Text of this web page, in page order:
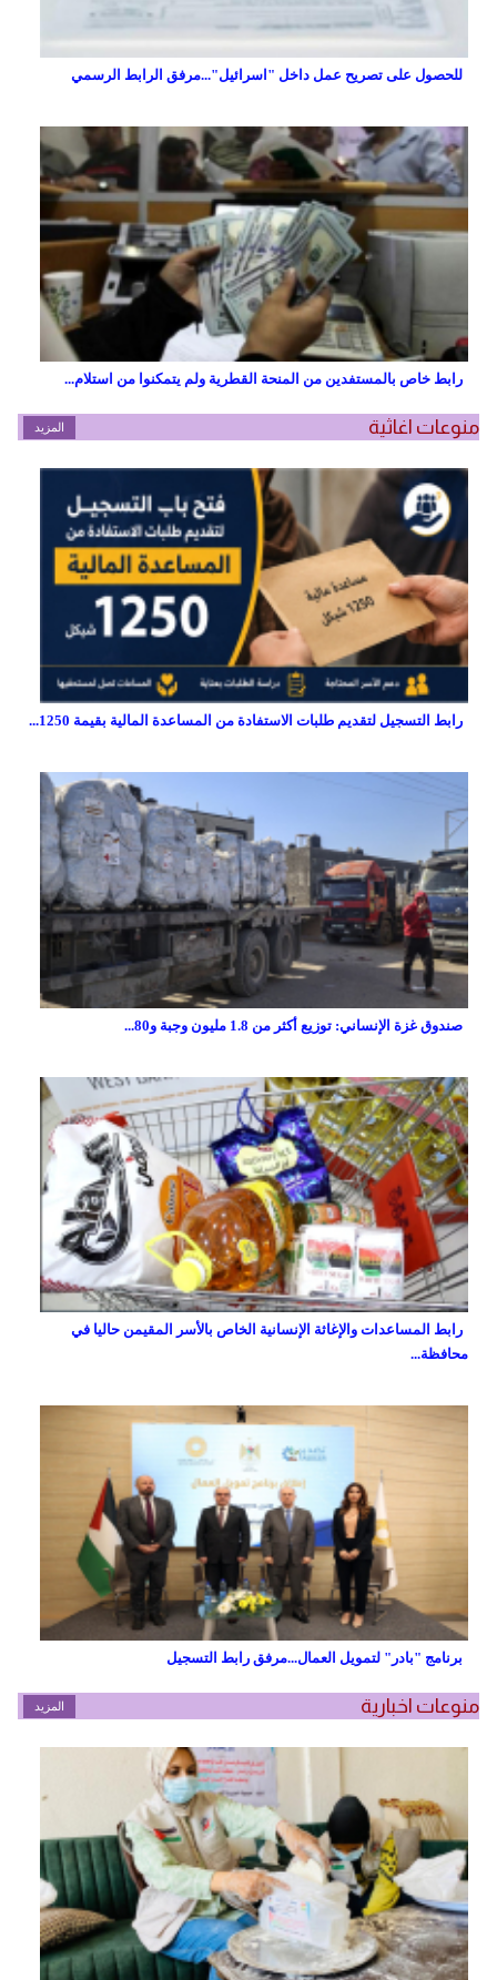
للحصول على تصريح عمل داخل "اسرائيل"...مرفق الرابط الرسمي
رابط خاص بالمستفدين من المنحة القطرية ولم يتمكنوا من استلام...
منوعات اغاثية المزيد
رابط التسجيل لتقديم طلبات الاستفادة من المساعدة المالية بقيمة 1250...
صندوق غزة الإنساني: توزيع أكثر من 1.8 مليون وجبة و80...
رابط المساعدات والإغاثة الإنسانية الخاص بالأسر المقيمن حاليا في
محافظة...
برنامج "بادر" لتمويل العمال...مرفق رابط التسجيل
منوعات اخبارية المزيد